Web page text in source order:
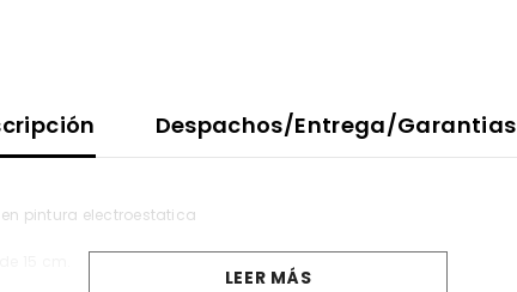
Despachos/Entrega/Garantias
pintura electroestatica
LEER MÁS